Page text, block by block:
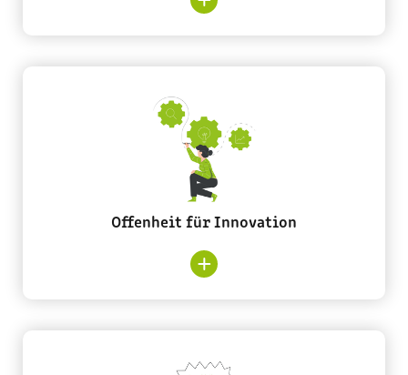
und mit einem gemeinsamen Ziel: bessere
Ergebnisse durch echte Zusammenarbeit.
Das unterstützen wir durch gezielte Formate,
die mehrmals im Jahr stattfinden – zum
Beispiel beim Barcamp: Hier kommt das
gesamte Schaffrath-Team zusammen, um sich
in verschiedenen Sessions über selbst
gewählte Themen auszutauschen,
voneinander zu lernen und neue Impulse
mitzunehmen.
Offenheit für Innovation
oder klein. Wir schaffen bewusst Raum dafür: